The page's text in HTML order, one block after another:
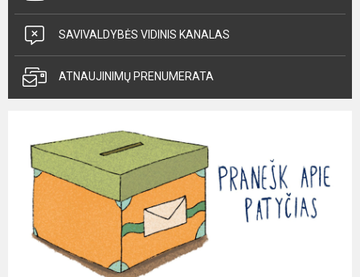
SAVIVALDYBĖS VIDINIS KANALAS
ATNAUJINIMŲ PRENUMERATA